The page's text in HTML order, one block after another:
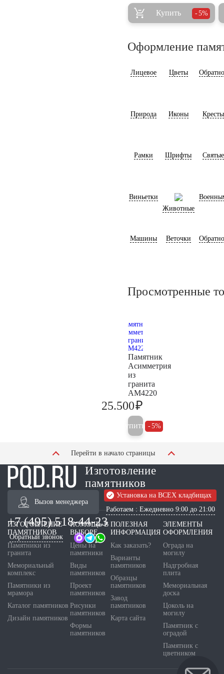
Купить 5%
Оформление
Лицевое Цветы
Природа Иконы Кресты
Рамки Шрифты Святые
Виньетки
Животные
Машины Веточки
Просмотренные
Памятник
Асимметрия
из
гранита
AM4220
25.500₽
Купить 5%
Перейти в начало страницы
Изготовление
памятников
Вызов менеджера
Установка на ВСЕХ кладбищах
Работаем : Ежедневно 9:00 до 21:00
+7 (495) 518-44-23
Обратный звонок
ИЗГОТОВЛЕНИЕ
ПАМЯТНИКОВ
Памятники из
гранита
Мемориальный
комплекс
Памятники из
мрамора
Каталог памятников
Дизайн памятников
ПОМОЩЬ В
ВЫБОРЕ
Цены на
памятники
Виды
памятников
Проект
памятников
Рисунки
памятников
Формы
памятников
ПОЛЕЗНАЯ
ИНФОРМАЦИЯ
Как заказать?
Варианты
памятников
Образцы
памятников
Завод
памятников
Карта сайта
ЭЛЕМЕНТЫ
ОФОРМЛЕНИЯ
Ограда на
могилу
Надгробная
плита
Мемориальная
доска
Цоколь на
могилу
Памятник с
оградой
Памятник с
цветником